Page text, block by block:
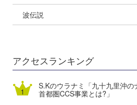
Yoshiyuki Obata
DELTA FORCE SURF
熊谷素子
WAVAL
中浦“JET”章
進士剛光
植村未来
☆加藤
Aichan
ECE
波伝説
アクセスランキング
S.Kのウラナミ「九十九里沖の
首都圏CCS事業とは?」